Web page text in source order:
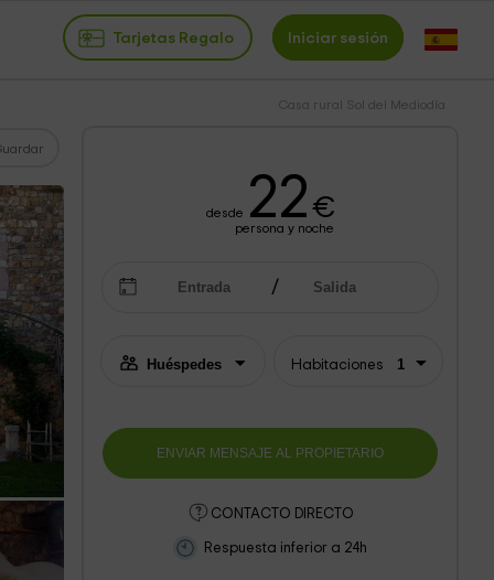
Tarjetas Regalo Iniciar sesión
Casa rural Sol del Mediodía
desde 22€
persona y noche
Habitaciones
CONTACTO DIRECTO
Respuesta inferior a 24h